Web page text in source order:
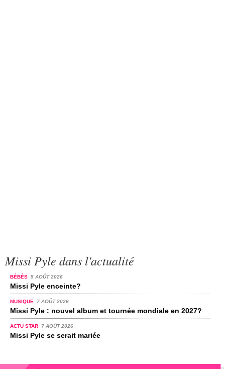
Missi Pyle dans l'actualité
BÉBÉS 5 AOÛT 2026
Missi Pyle enceinte?
MUSIQUE 7 AOÛT 2026
Missi Pyle : nouvel album et tournée mondiale en 2027?
ACTU STAR 7 AOÛT 2026
Missi Pyle se serait mariée